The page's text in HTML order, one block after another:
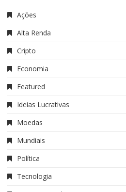
Ações
Alta Renda
Cripto
Economia
Featured
Ideias Lucrativas
Moedas
Mundiais
Política
Tecnologia